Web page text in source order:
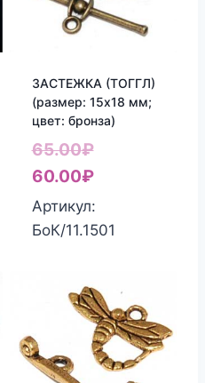
ЗАСТЕЖКА (ТОГГЛ)
(размер: 15х18 мм;
цвет: бронза)
65.00₽
цена
составляла
65.00₽.
60.00₽Текущая
цена:
60.00₽.
Артикул:
БоК/11.1501